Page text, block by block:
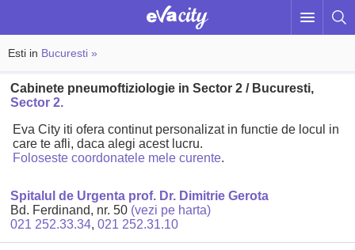
Esti in Bucuresti »
Cabinete pneumoftiziologie in Sector 2 / Bucuresti,
Sector 2.
Eva City iti ofera continut personalizat in functie de locul in
care te afli, daca alegi acest lucru.
Foloseste coordonatele mele curente.
Spitalul de Urgenta prof. Dr. Dimitrie Gerota
Bd. Ferdinand, nr. 50 (vezi pe harta)
021 252.33.34,021 252.31.10